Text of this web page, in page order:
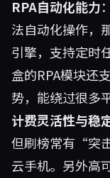
RPA自动化能力
法自动化操作，
引擎，支持定时
盒的RPA模块还
势，能绕过很多
计费灵活性与稳
但刷榜常有“突
云手机。另外高